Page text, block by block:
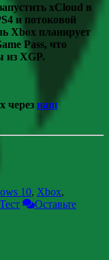
xCloud в
и потоковой
Xbox планирует
Pass, что
из XGP.
через наш
10, Xbox,
Оставьте